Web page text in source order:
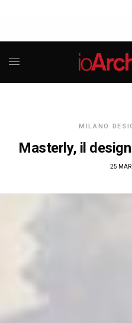
MILANO
Masterly, il
25